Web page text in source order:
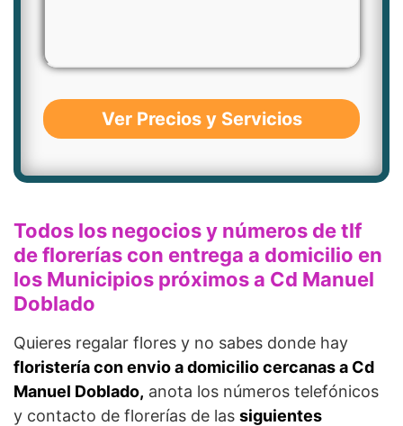
Ver Precios y Servicios
Todos los negocios y números de tlf
de florerías con entrega a domicilio en
los Municipios próximos a Cd Manuel
Doblado
Quieres regalar flores y no sabes donde hay
floristería con envio a domicilio cercanas a Cd
Manuel Doblado, anota los números telefónicos
y contacto de florerías de las siguientes